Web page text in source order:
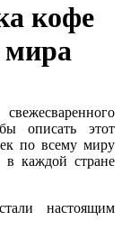
кофе
мира
описать этот
по всему миру
в каждой стране
настоящим